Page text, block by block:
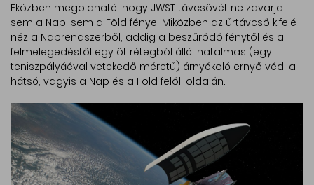
Eközben megoldható, hogy JWST távcsövét ne zavarja
sem a Nap, sem a Föld fénye. Miközben az űrtávcső kifelé
néz a Naprendszerből, addig a beszűrődő fénytől és a
felmelegedéstől egy öt rétegből álló, hatalmas (egy
teniszpályáéval vetekedő méretű) árnyékoló ernyő védi a
hátsó, vagyis a Nap és a Föld felőli oldalán.